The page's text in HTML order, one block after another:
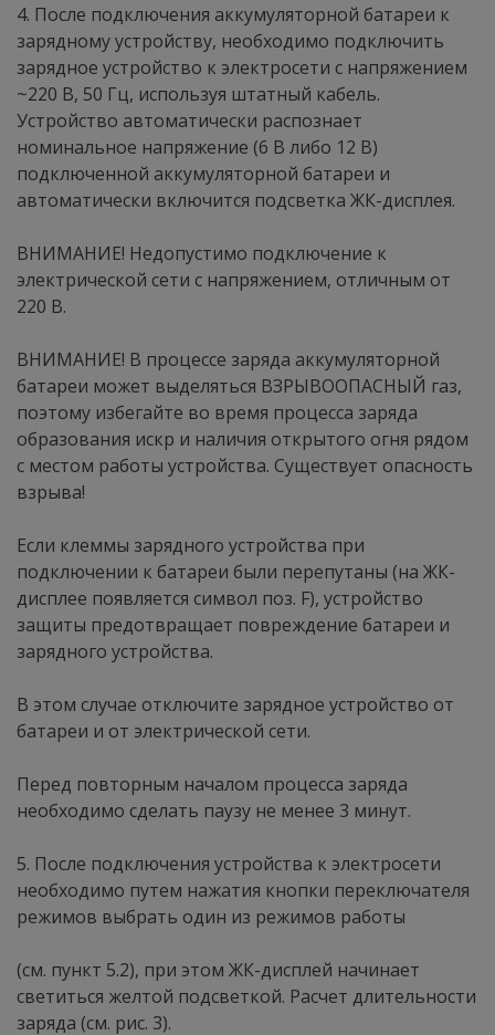
4. После подключения аккумуляторной батареи к
зарядному устройству, необходимо подключить
зарядное устройство к электросети с напряжением
~220 В, 50 Гц, используя штатный кабель.
Устройство автоматически распознает
номинальное напряжение (6 В либо 12 В)
подключенной аккумуляторной батареи и
автоматически включится подсветка ЖК-дисплея.
ВНИМАНИЕ! Недопустимо подключение к
электрической сети с напряжением, отличным от
220 В.
ВНИМАНИЕ! В процессе заряда аккумуляторной
батареи может выделяться ВЗРЫВООПАСНЫЙ газ,
поэтому избегайте во время процесса заряда
образования искр и наличия открытого огня рядом
с местом работы устройства. Существует опасность
взрыва!
Если клеммы зарядного устройства при
подключении к батареи были перепутаны (на ЖК-
дисплее появляется символ поз. F), устройство
защиты предотвращает повреждение батареи и
зарядного устройства.
В этом случае отключите зарядное устройство от
батареи и от электрической сети.
Перед повторным началом процесса заряда
необходимо сделать паузу не менее 3 минут.
5. После подключения устройства к электросети
необходимо путем нажатия кнопки переключателя
режимов выбрать один из режимов работы
(см. пункт 5.2), при этом ЖК-дисплей начинает
светиться желтой подсветкой. Расчет длительности
заряда (см. рис. 3).